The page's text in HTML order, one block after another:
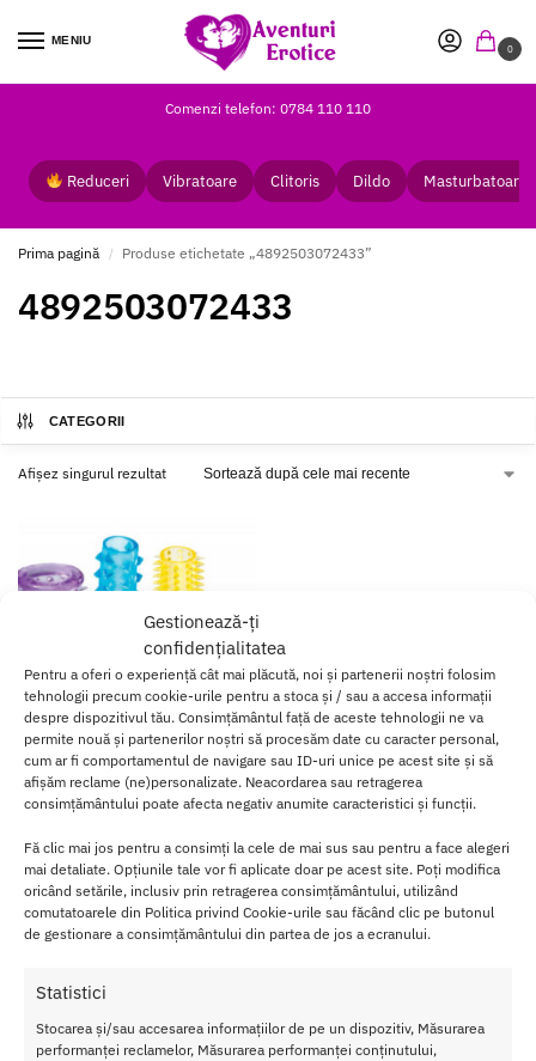
Gestionează-ți
confidențialitatea
Pentru a oferi o experiență cât mai plăcută, noi și partenerii noștri folosim
tehnologii precum cookie-urile pentru a stoca și / sau a accesa informații
despre dispozitivul tău. Consimțământul față de aceste tehnologii ne va
permite nouă și partenerilor noștri să procesăm date cu caracter personal,
cum ar fi comportamentul de navigare sau ID-uri unice pe acest site și să
afișăm reclame (ne)personalizate. Neacordarea sau retragerea
consimțământului poate afecta negativ anumite caracteristici și funcții.
Fă clic mai jos pentru a consimți la cele de mai sus sau pentru a face alegeri
mai detaliate. Opțiunile tale vor fi aplicate doar pe acest site. Poți modifica
oricând setările, inclusiv prin retragerea consimțământului, utilizând
comutatoarele din Politica privind Cookie-urile sau făcând clic pe butonul
de gestionare a consimțământului din partea de jos a ecranului.
Statistici
Stocarea și/sau accesarea informațiilor de pe un dispozitiv, Măsurarea
performanței reclamelor, Măsurarea performanței conținutului,
MENIU
0
Comenzi telefon: 0784 110 110
Reduceri Vibratoare Clitoris Dildo Masturbatoare
Prima pagină / Produse etichetate „4892503072433”
4892503072433
CATEGORII
Afișez singurul rezultat
Set Mansoane Penis Vibrant
Adornment
65.00lei
Adaugă în coș
Afișez singurul rezultat